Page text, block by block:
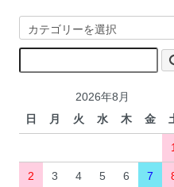
2026年8月
日
月 火 水 木 金
1
2 3 4 5 6 7